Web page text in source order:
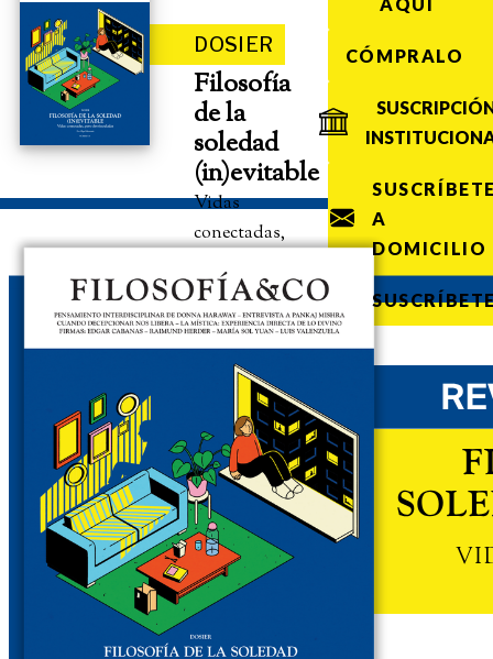
DOSIER
Filosofía
de la
soledad
(in)evitable
Vidas
conectadas,
desvinculadas
CÓMPRALO
A
DOMICILIO